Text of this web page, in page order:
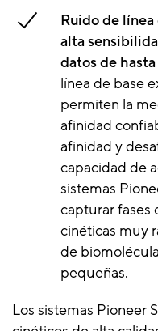
Ruido de
alta
datos de
línea de base
permiten la
afinidad
afinidad y
capacidad de
sistemas
capturar fases
cinéticas muy
de
pequeñas.
Los sistemas Pioneer